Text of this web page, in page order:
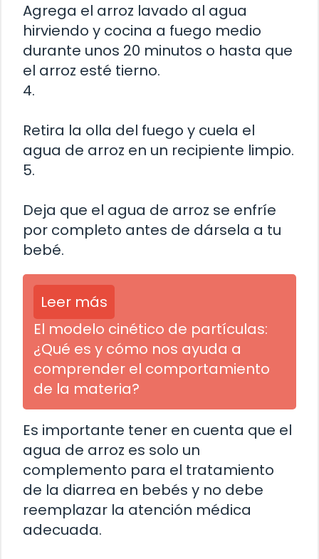
Agrega el arroz lavado al agua
hirviendo y cocina a fuego medio
durante unos 20 minutos o hasta que
el arroz esté tierno.
4.
Retira la olla del fuego y cuela el
agua de arroz en un recipiente limpio.
5.
Deja que el agua de arroz se enfríe
por completo antes de dársela a tu
bebé.
Leer más
El modelo cinético de partículas:
¿Qué es y cómo nos ayuda a
comprender el comportamiento
de la materia?
Es importante tener en cuenta que el
agua de arroz es solo un
complemento para el tratamiento
de la diarrea en bebés y no debe
reemplazar la atención médica
adecuada.